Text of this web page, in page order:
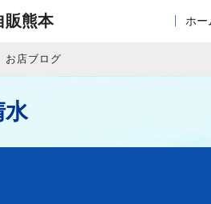
販熊本 ホー
お店ブログ
水